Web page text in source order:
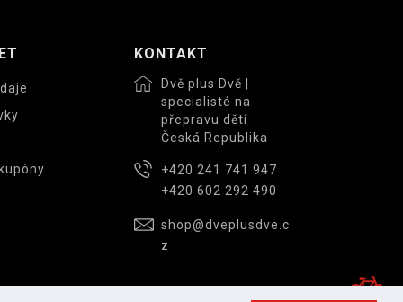
KONTAKT
Dvě plus Dvě |
specialisté na
přepravu dětí
Česká Republika
+420 241 741 947
+420 602 292 490
shop@dveplusdve.c
z